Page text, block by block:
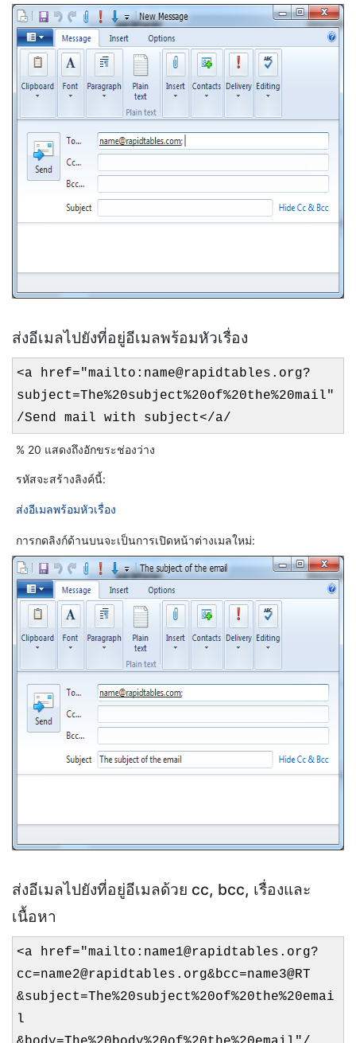
ส่งอีเมลไปยังที่อยู่อีเมลพร้อมหัวเรื่อง
<a href="mailto:name@rapidtables.org?
subject=The%20subject%20of%20the%20mail"
/Send mail with subject</a/
% 20 แสดงถึงอักขระช่องว่าง
รหัสจะสร้างลิงค์นี้:
ส่งอีเมลพร้อมหัวเรื่อง
การกดลิงก์ด้านบนจะเป็นการเปิดหน้าต่างเมลใหม่:
ส่งอีเมลไปยังที่อยู่อีเมลด้วย cc, bcc, เรื่องและ
เนื้อหา
<a href="mailto:name1@rapidtables.org?
cc=name2@rapidtables.org&bcc=name3@RT
&subject=The%20subject%20of%20the%20emai
l